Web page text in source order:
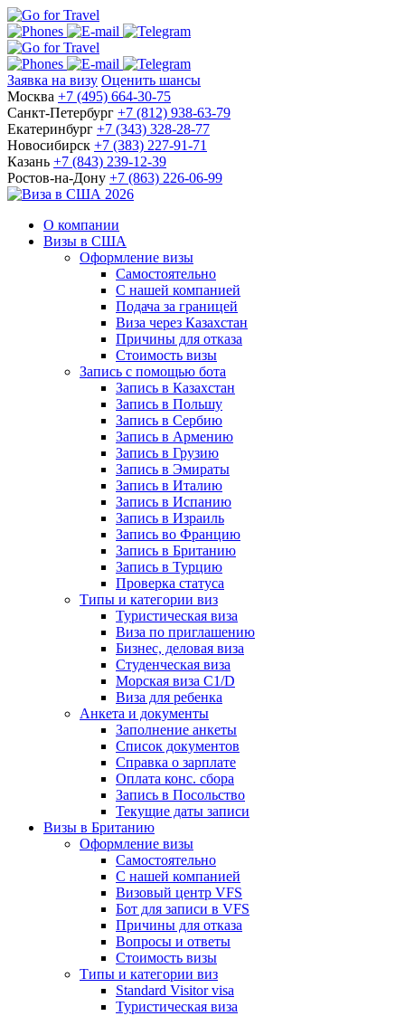
Заявка на визу Оценить шансы
Москва +7 (495) 664-30-75
Санкт-Петербург +7 (812) 938-63-79
Екатеринбург +7 (343) 328-28-77
Новосибирск +7 (383) 227-91-71
Казань +7 (843) 239-12-39
Ростов-на-Дону +7 (863) 226-06-99
О компании
Визы в США
Оформление визы
Самостоятельно
С нашей компанией
Подача за границей
Виза через Казахстан
Причины для отказа
Стоимость визы
Запись с помощью бота
Запись в Казахстан
Запись в Польшу
Запись в Сербию
Запись в Армению
Запись в Грузию
Запись в Эмираты
Запись в Италию
Запись в Испанию
Запись в Израиль
Запись во Францию
Запись в Британию
Запись в Турцию
Проверка статуса
Типы и категории виз
Туристическая виза
Виза по приглашению
Бизнес, деловая виза
Студенческая виза
Морская виза C1/D
Виза для ребенка
Анкета и документы
Заполнение анкеты
Список документов
Справка о зарплате
Оплата конс. сбора
Запись в Посольство
Текущие даты записи
Визы в Британию
Оформление визы
Самостоятельно
С нашей компанией
Визовый центр VFS
Бот для записи в VFS
Причины для отказа
Вопросы и ответы
Стоимость визы
Типы и категории виз
Standard Visitor visa
Туристическая виза